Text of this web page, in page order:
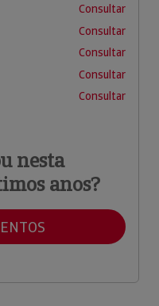
Consultar
Consultar
Consultar
Consultar
Consultar
nesta
anos?